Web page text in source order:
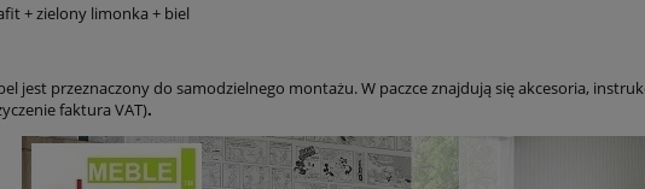
+ zielony limonka + biel
jest przeznaczony do samodzielnego montażu. W paczce znajdują się akcesoria,
faktura VAT).